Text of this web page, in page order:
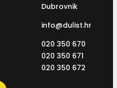
Dubrovnik
info@dulist.hr
020 350 670
020 350 671
020 350 672